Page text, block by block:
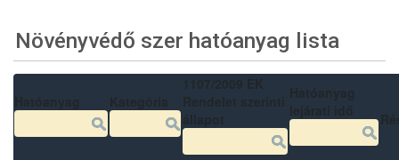
Növényvédő szer hatóanyag lista